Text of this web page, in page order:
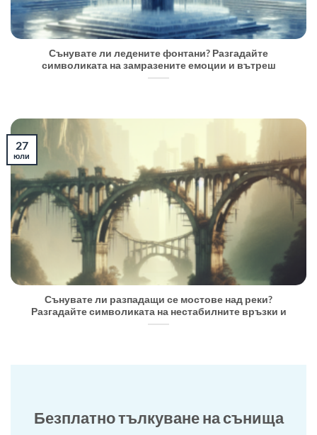
Сънувате ли ледените фонтани? Разгадайте
символиката на замразените емоции и вътреш
Сънувате ли разпадащи се мостове над реки?
Разгадайте символиката на нестабилните връзки и
27
юли
Безплатно тълкуване на сънища